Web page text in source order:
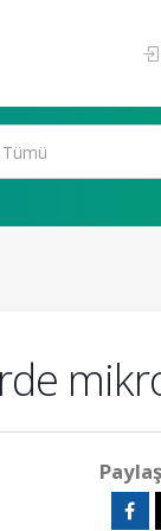
Paylaş